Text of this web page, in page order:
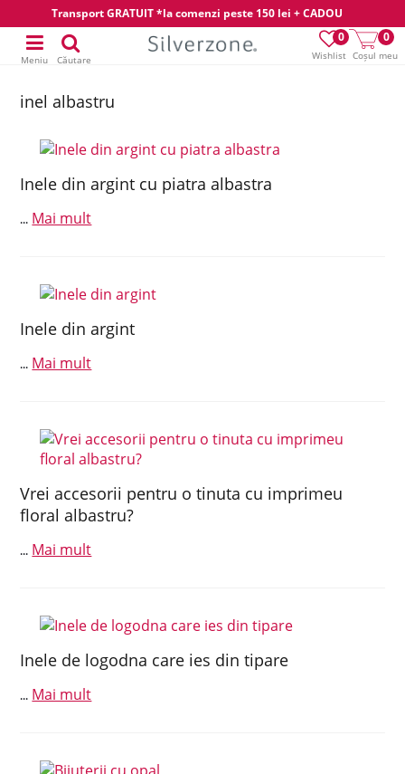
Transport GRATUIT *la comenzi peste 150 lei + CADOU
Wishlist
0
Coșul meu
0
Meniu Căutare
inel albastru
Inele din argint cu piatra albastra
... Mai mult
Inele din argint
... Mai mult
Vrei accesorii pentru o tinuta cu imprimeu
floral albastru?
... Mai mult
Inele de logodna care ies din tipare
... Mai mult